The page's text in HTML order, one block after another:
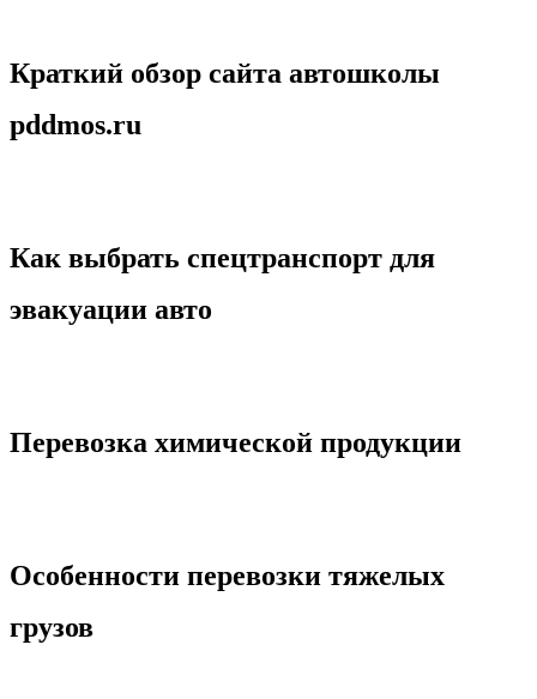
Краткий обзор сайта автошколы
pddmos.ru
Как выбрать спецтранспорт для
эвакуации авто
Перевозка химической продукции
Особенности перевозки тяжелых
грузов